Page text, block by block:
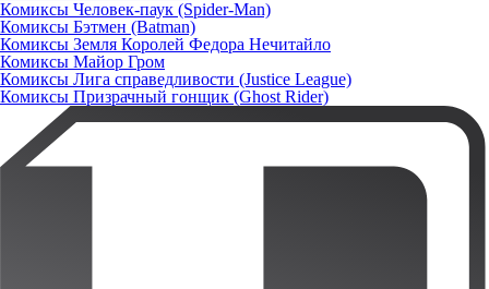
Комиксы Человек-паук (Spider-Man)
Комиксы Бэтмен (Batman)
Комиксы Земля Королей Федора Нечитайло
Комиксы Майор Гром
Комиксы Лига справедливости (Justice League)
Комиксы Призрачный гонщик (Ghost Rider)